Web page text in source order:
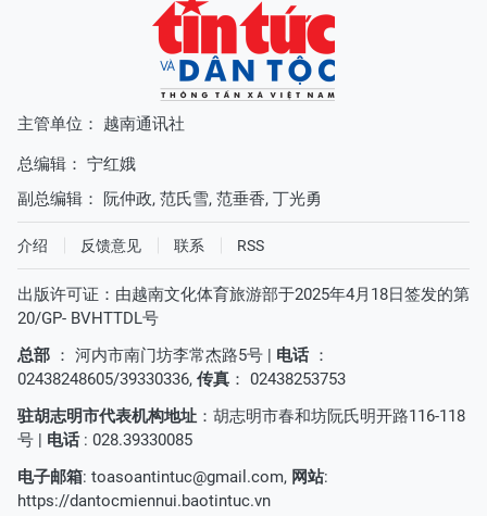
主管单位： 越南通讯社
总编辑： 宁红娥
副总编辑： 阮仲政, 范氏雪, 范垂香, 丁光勇
介绍 反馈意见 联系 RSS
出版许可证：由越南文化体育旅游部于2025年4月18日签发的第
20/GP- BVHTTDL号
总部 ： 河内市南门坊李常杰路5号 | 电话 ：
02438248605/39330336, 传真 ： 02438253753
驻胡志明市代表机构地址 ：胡志明市春和坊阮氏明开路116-118
号 | 电话 : 028.39330085
电子邮箱: toasoantintuc@gmail.com, 网站:
https://dantocmiennui.baotintuc.vn